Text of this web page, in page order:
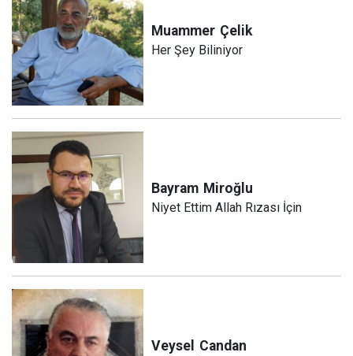
Muammer Çelik
Her Şey Biliniyor
Bayram Miroğlu
Niyet Ettim Allah Rızası İçin
Veysel Candan